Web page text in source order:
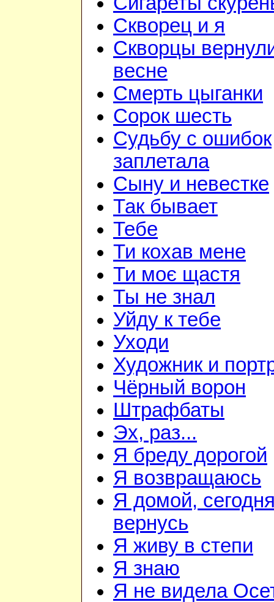
Скворец и я
Скворцы
весне
Смерть цыганки
Сорок шесть
Судьбу с ошибок
заплетала
Сыну и невестке
Так бывает
Тебе
Ти кохав мене
Ти моє щастя
Ты не знал
Уйду к тебе
Уходи
Художник и
Чёрный ворон
Штрафбаты
Эх, раз...
Я бреду дорогой
Я возвращаюсь
Я домой,
вернусь
Я живу в степи
Я знаю
Я не видела